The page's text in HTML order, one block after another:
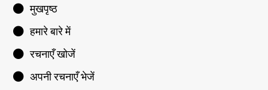
मुखपृष्ठ
हमारे बारे में
रचनाएँ खोजें
अपनी रचनाएँ भेजें